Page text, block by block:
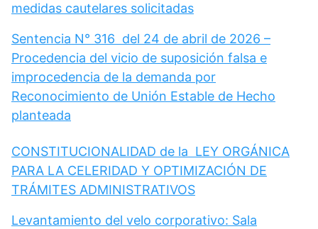
medidas cautelares solicitadas
Sentencia N° 316 del 24 de abril de 2026 –
Procedencia del vicio de suposición falsa e
improcedencia de la demanda por
Reconocimiento de Unión Estable de Hecho
planteada
CONSTITUCIONALIDAD de la LEY ORGÁNICA
PARA LA CELERIDAD Y OPTIMIZACIÓN DE
TRÁMITES ADMINISTRATIVOS
Levantamiento del velo corporativo: Sala